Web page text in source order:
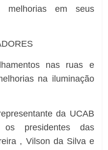
melhorias em seus
nas ruas e
na iluminação
da UCAB
presidentes das
, Vilson da Silva e